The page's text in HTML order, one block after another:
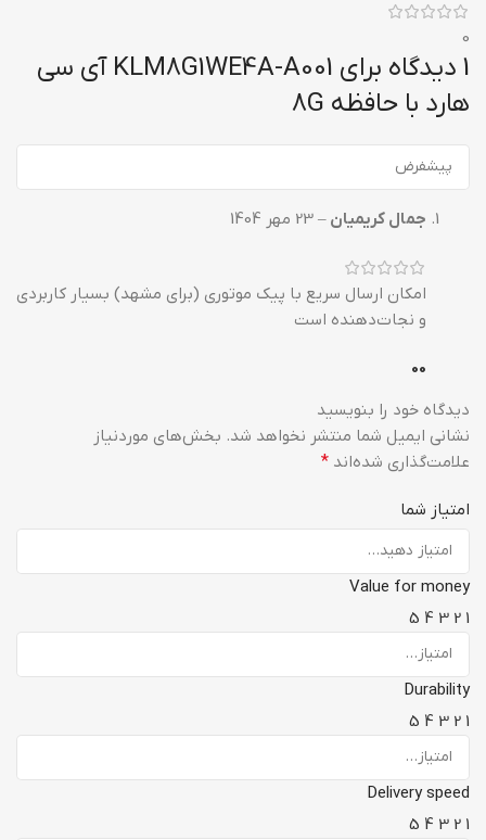
0
1 دیدگاه برای
KLM8G1WE4A-A001 آی سی
هارد با حافظه 8G
جمال کریمیان – 23 مهر 1404
امکان ارسال سریع با پیک موتوری (برای مشهد) بسیار کاربردی
و نجات‌دهنده است
0
0
دیدگاه خود را بنویسید
نشانی ایمیل شما منتشر نخواهد شد. بخش‌های موردنیاز
علامت‌گذاری شده‌اند *
امتیاز شما
Value for money
1
2
3
4
5
Durability
1
2
3
4
5
Delivery speed
1
2
3
4
5